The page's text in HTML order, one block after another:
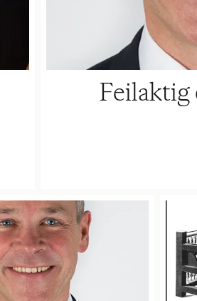
Feilaktig